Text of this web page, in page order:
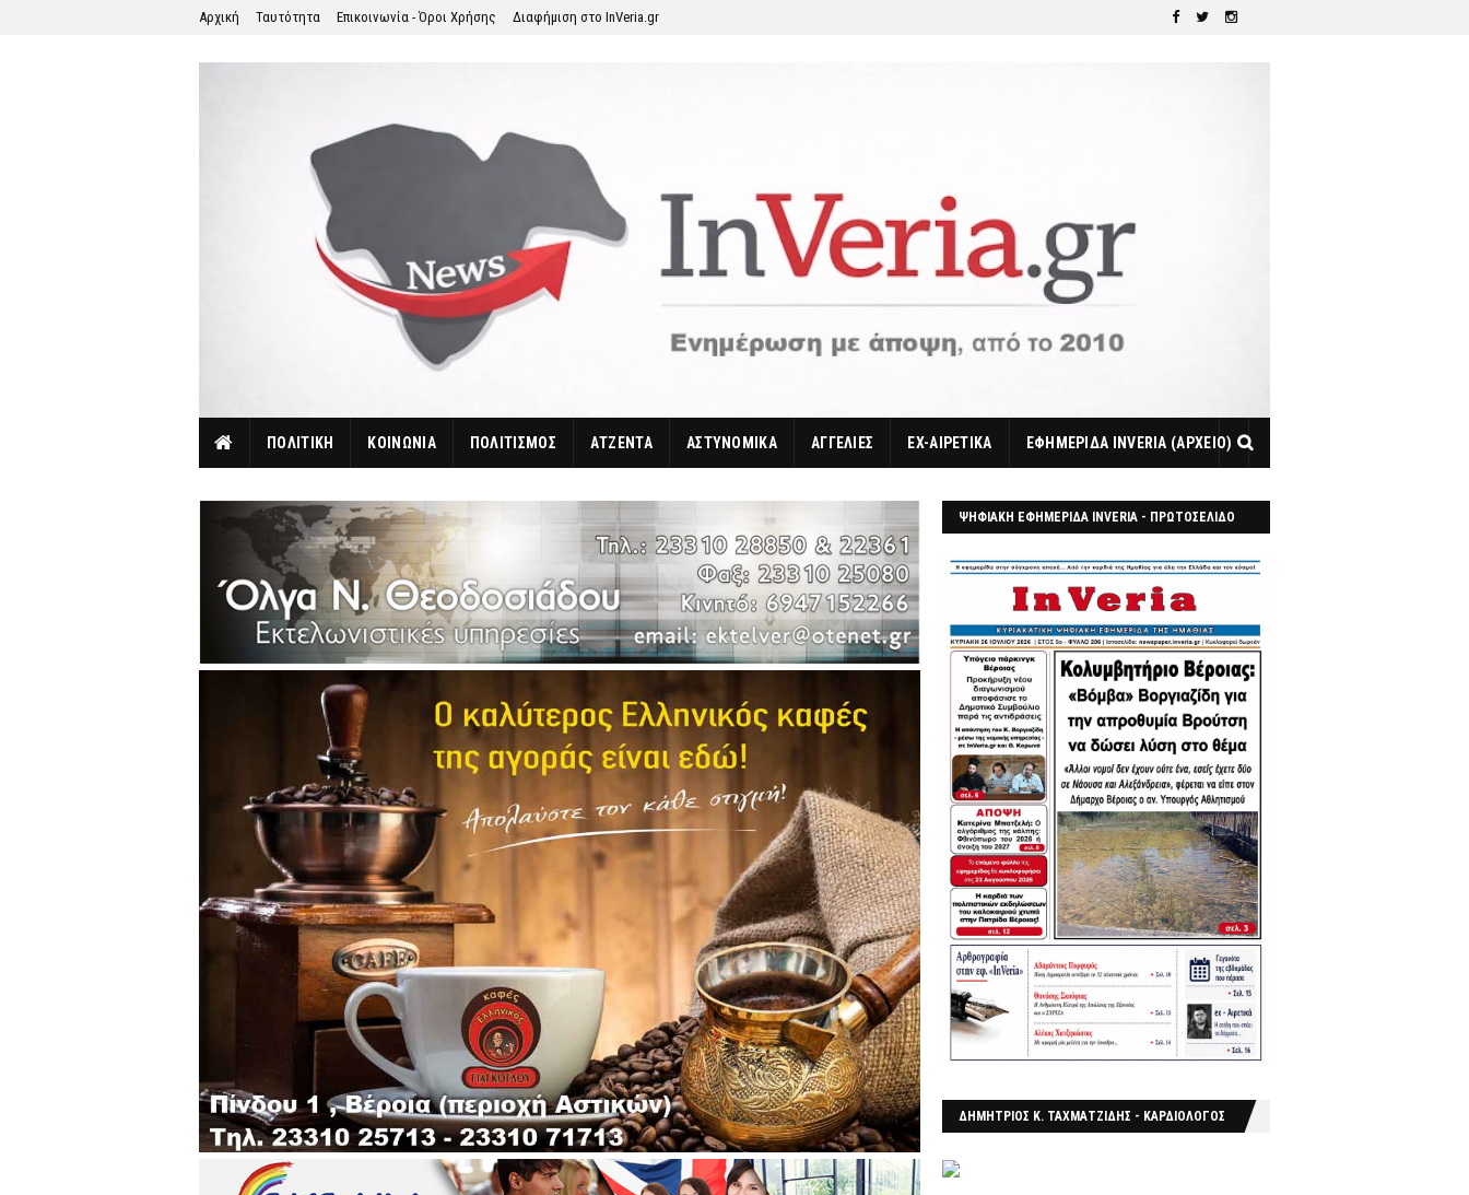
Αρχική Ταυτότητα Επικοινωνία - Όροι Χρήσης Διαφήμιση στο InVeria.gr
ΠΟΛΙΤΙΚΗ ΚΟΙΝΩΝΙΑ ΠΟΛΙΤΙΣΜΟΣ ΑΤΖΕΝΤΑ ΑΣΤΥΝΟΜΙΚΑ ΑΓΓΕΛΙΕΣ EX-ΑΙΡΕΤΙΚΑ ΕΦΗΜΕΡΙΔΑ INVERIA (ΑΡΧΕΙΟ)
ΨΗΦΙΑΚΗ ΕΦΗΜΕΡΙΔΑ INVERIA - ΠΡΩΤΟΣΕΛΙΔΟ
ΔΗΜΗΤΡΙΟΣ Κ. ΤΑΧΜΑΤΖΙΔΗΣ - ΚΑΡΔΙΟΛΟΓΟΣ